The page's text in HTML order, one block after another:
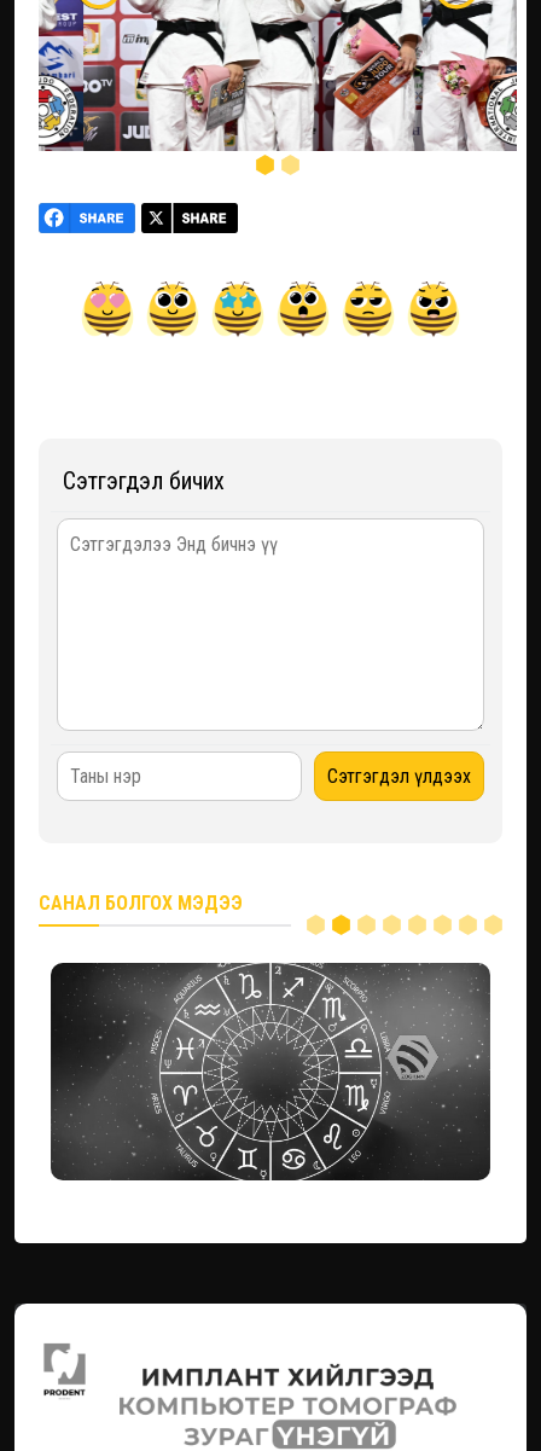
Сэтгэгдэл бичих
САНАЛ БОЛГОХ МЭДЭЭ